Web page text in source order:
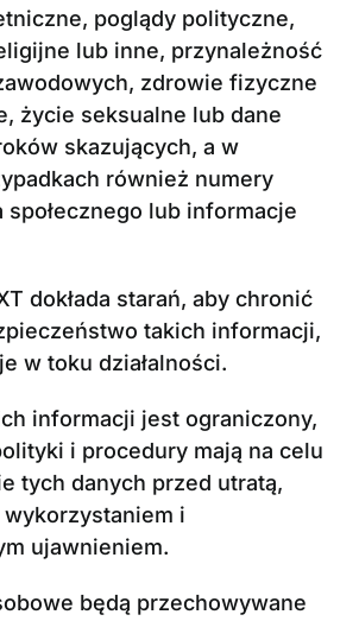
poglądy polityczne,
lub inne, przynależność
zdrowie fizyczne
życie seksualne lub dane
skazujących, a w
również numery
społecznego lub informacje
dokłada starań, aby chronić
takich informacji,
w toku działalności.
informacji jest ograniczony,
i procedury mają na celu
tych danych przed utratą,
wykorzystaniem i
ujawnieniem.
będą przechowywane